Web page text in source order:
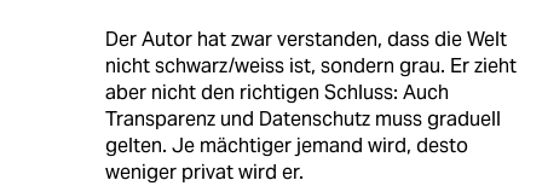
Der Autor hat zwar verstanden, dass die Welt
nicht schwarz/weiss ist, sondern grau. Er zieht
aber nicht den richtigen Schluss: Auch
Transparenz und Datenschutz muss graduell
gelten. Je mächtiger jemand wird, desto
weniger privat wird er.